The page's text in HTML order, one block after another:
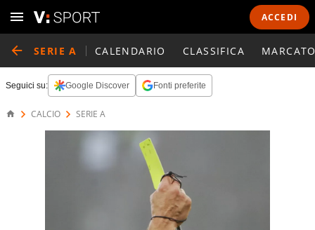
ACCEDI
SERIE A CALENDARIO CLASSIFICA
Seguici su: Google Discover Fonti preferite
CALCIO SERIE A